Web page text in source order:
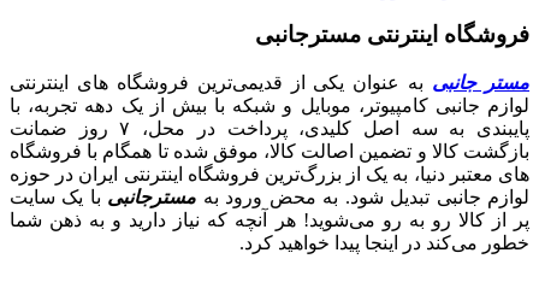
فروشگاه اینترنتی مسترجانبی
مستر جانبی به عنوان یکی از قدیمی‌ترین فروشگاه های اینترنتی
لوازم جانبی کامپیوتر، موبایل و شبکه با بیش از یک دهه تجربه، با
پایبندی به سه اصل کلیدی، پرداخت در محل، ۷ روز ضمانت
بازگشت کالا و تضمین اصالت کالا، موفق شده تا همگام با فروشگاه‌
های معتبر دنیا، به یک از بزرگ‌ترین فروشگاه اینترنتی ایران در حوزه
لوازم جانبی تبدیل شود. به محض ورود به مسترجانبی با یک سایت
پر از کالا رو به رو می‌شوید! هر آنچه که نیاز دارید و به ذهن شما
خطور می‌کند در اینجا پیدا خواهید کرد.